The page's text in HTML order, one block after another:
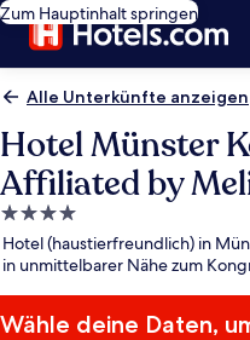
Zum Hauptinhalt springen
Alle Unterkünfte anzeigen
Hotel Münster
Affiliated by
4.0-
Sterne-
Unterkunft
Hotel (haustierfreundlich) in
in unmittelbarer Nähe zum
Wähle deine Daten,